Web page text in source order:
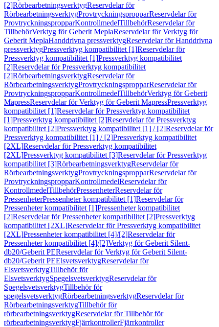
[2]RörbearbetningsverktygReservdelar för
RörbearbetningsverktygProvtryckningspropparReservdelar för
ProvtryckningspropparKontrollmedelTillbehörReservdelar för
TillbehörVerktyg för Geberit MeplaReservdelar för Verktyg för
Geberit MeplaHanddrivna pressverktygReservdelar för Handdrivna
pressverktygPressverktyg kompatibilitet [1]Reservdelar för
Pressverktyg kompatibilitet [1]Pressverktyg kompatibilitet
[2]Reservdelar för Pressverktyg kompatibilitet
[2]RörbearbetningsverktygReservdelar för
RörbearbetningsverktygProvtryckningspropparReservdelar för
ProvtryckningspropparKontrollmedelTillbehörVerktyg för Geberit
MapressReservdelar för Verktyg för Geberit MapressPressverktyg
kompatibilitet [1]Reservdelar för Pressverktyg kompatibilitet
[1]Pressverktyg kompatibilitet [2]Reservdelar för Pressverktyg
kompatibilitet [2]Pressverktyg kompatibilitet [1] / [2]Reservdelar för
Pressverktyg kompatibilitet [1] / [2]Pressverktyg kompatibilitet
[2XL]Reservdelar för Pressverktyg kompatibilitet
[2XL]Pressverktyg kompatibilitet [3]Reservdelar för Pressverktyg
kompatibilitet [3]RörbearbetningsverktygReservdelar för
RörbearbetningsverktygProvtryckningspropparReservdelar för
ProvtryckningspropparKontrollmedelReservdelar för
KontrollmedelTillbehörPressenheterReservdelar för
PressenheterPressenheter kompatibilitet [1]Reservdelar för
Pressenheter kompatibilitet [1]Pressenheter kompatibilitet
[2]Reservdelar för Pressenheter kompatibilitet [2]Pressverktyg
kompatibilitet [2XL]Reservdelar för Pressverktyg kompatibilitet
[2XL]Pressenheter kompatibilitet [4]/[2]Reservdelar för
Pressenheter kompatibilitet [4]/[2]Verktyg för Geberit Silent-
db20/Geberit PEReservdelar för Verktyg för Geberit Silent-
db20/Geberit PEElsvetsverktygReservdelar för
ElsvetsverktygTillbehör för
ElsvetsverktygSpegelsvetsverktygReservdelar för
SpegelsvetsverktygTillbehör för
spegelsvetsverktygRörbearbetningsverktygReservdelar för
RörbearbetningsverktygTillbehör för
rörbearbetningsverktygReservdelar för Tillbehör för
rörbearbetningsverktygFjärrkontrollerFjärrkontroller